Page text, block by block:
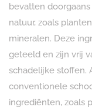
bevatten
natuur, zoals
mineralen. Deze
geteeld en zijn vrij
schadelijke stoffen.
conventionele
ingrediënten, zoals